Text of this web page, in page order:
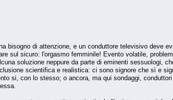
bisogno di attenzione, e un conduttore televisivo deve
sul sicuro: l'orgasmo femminile! Evento volatile,
soluzione neppure da parte di eminenti sessuologi,
scientifica e realistica: ci sono signore che sì e
si, con lo stesso; o ancora, ma qui sondaggi,